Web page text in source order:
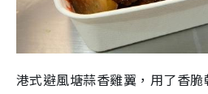
港式避風塘蒜香雞翼，用了香